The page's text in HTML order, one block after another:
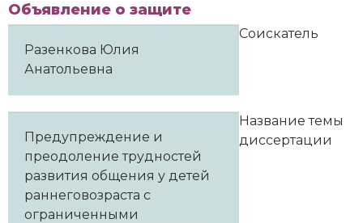
Объявление о защите
Разенкова Юлия
Анатольевна
Соискатель
Предупреждение и
преодоление трудностей
развития общения у детей
раннеговозраста с
ограниченными
Название темы
диссертации